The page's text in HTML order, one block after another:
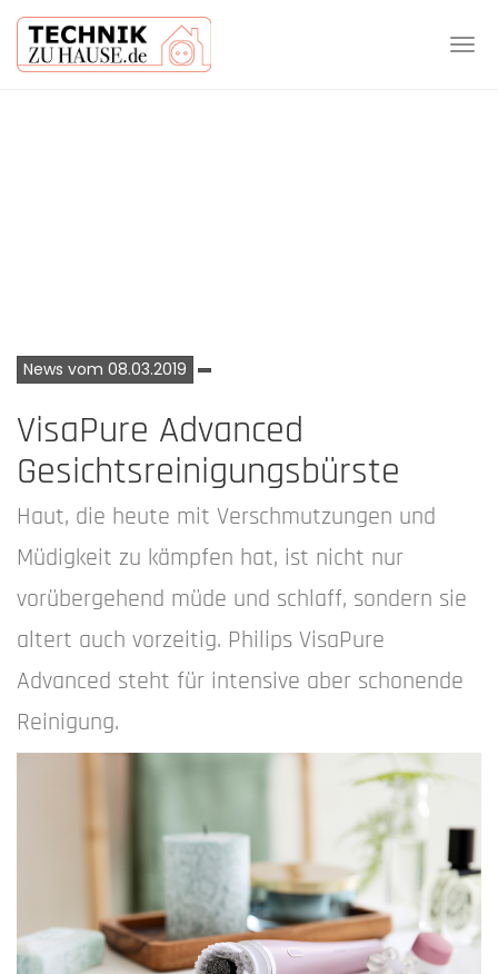
News vom 08.03.2019
VisaPure Advanced
Gesichtsreinigungsbürste
Haut, die heute mit Verschmutzungen und
Müdigkeit zu kämpfen hat, ist nicht nur
vorübergehend müde und schlaff, sondern sie
altert auch vorzeitig. Philips VisaPure
Advanced steht für intensive aber schonende
Reinigung.